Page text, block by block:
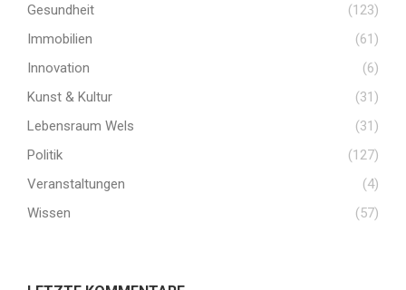
Gesundheit
(123)
Immobilien
(61)
Innovation
(6)
Kunst & Kultur
(31)
Lebensraum Wels
(31)
Politik
(127)
Veranstaltungen
(4)
Wissen
(57)